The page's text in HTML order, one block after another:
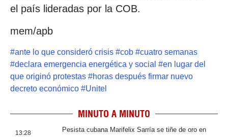
el país lideradas por la COB.
mem/apb
#ante lo que consideró crisis #cob #cuatro semanas
#declara emergencia energética y social #en lugar del
que originó protestas #horas después firmar nuevo
decreto económico #Unitel
MINUTO A MINUTO
13:28
Pesista cubana Marifelix Sarría se tiñe de oro en